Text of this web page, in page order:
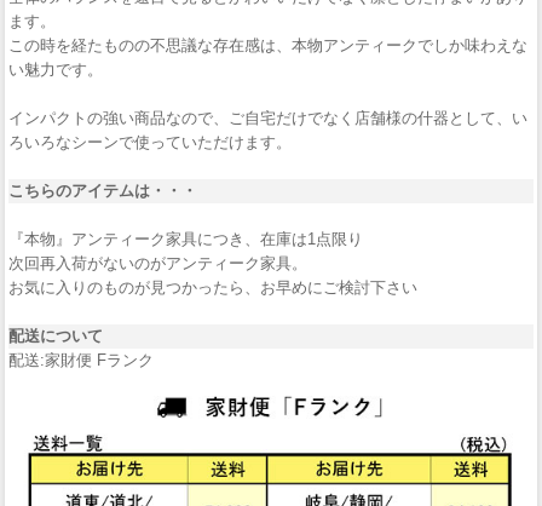
ます。
この時を経たものの不思議な存在感は、本物アンティークでしか味わえな
い魅力です。
インパクトの強い商品なので、ご自宅だけでなく店舗様の什器として、い
ろいろなシーンで使っていただけます。
こちらのアイテムは・・・
『本物』アンティーク家具につき、在庫は1点限り
次回再入荷がないのがアンティーク家具。
お気に入りのものが見つかったら、お早めにご検討下さい
配送について
配送:家財便 Fランク